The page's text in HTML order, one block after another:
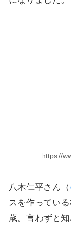
https://
八木仁平さん（
スを作ってい
歳。言わずと